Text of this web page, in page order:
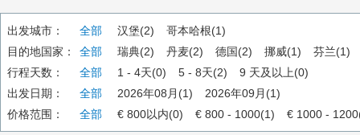
出发城市： 全部 汉堡(2)
哥本哈根(1)
目的地国家：
全部 瑞典(2) 丹麦(2) 德国(2) 挪威(1)
芬兰(1)
行程天数：
全部 1 - 4天(0) 5 - 8天(2)
9 天及以上(0)
出发日期：
全部 2026年08月(1)
2026年09月(1)
价格范围：
全部 € 800以内(0) € 800 - 1000(1) € 1000 -